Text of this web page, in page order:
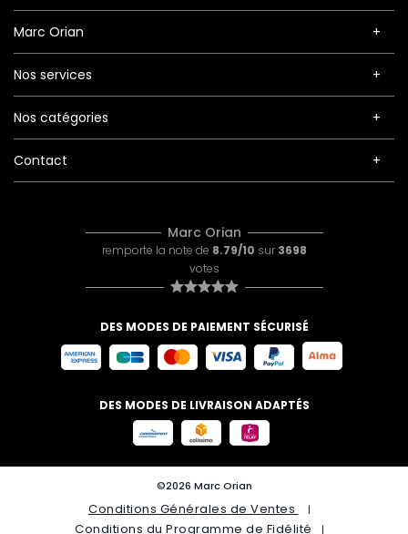
Marc Orian
Nos services
Nos catégories
Contact
Marc Orian
remporte la note de 8.79/10 sur 3698
votes
DES MODES DE PAIEMENT SÉCURISÉ
DES MODES DE LIVRAISON ADAPTÉS
©2026 Marc Orian
Conditions Générales de Ventes
Conditions du Programme de Fidélité